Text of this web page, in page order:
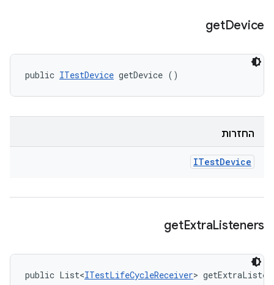
getDevice
public ITestDevice getDevice ()
החזרות
ITestDevice
getExtraListeners
public List<ITestLifeCycleReceiver>